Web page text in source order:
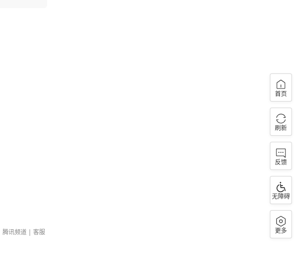
腾讯频道 | 客服
首页
刷新
反馈
无障碍
更多